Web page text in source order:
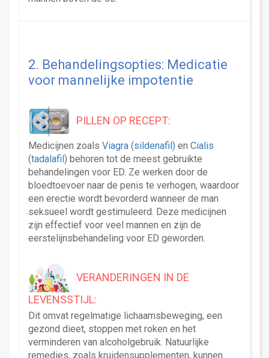
2. Behandelingsopties: Medicatie
voor mannelijke impotentie
PILLEN OP RECEPT:
Medicijnen zoals Viagra (sildenafil) en Cialis
(tadalafil) behoren tot de meest gebruikte
behandelingen voor ED. Ze werken door de
bloedtoevoer naar de penis te verhogen, waardoor
een erectie wordt bevorderd wanneer de man
seksueel wordt gestimuleerd. Deze medicijnen
zijn effectief voor veel mannen en zijn de
eerstelijnsbehandeling voor ED geworden.
VERANDERINGEN IN DE
LEVENSSTIJL:
Dit omvat regelmatige lichaamsbeweging, een
gezond dieet, stoppen met roken en het
verminderen van alcoholgebruik. Natuurlijke
remedies, zoals kruidensupplementen, kunnen